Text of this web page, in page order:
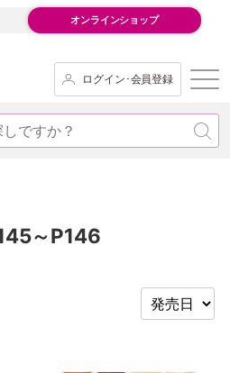
オンラインショップ
ログイン･会員登録
～P146